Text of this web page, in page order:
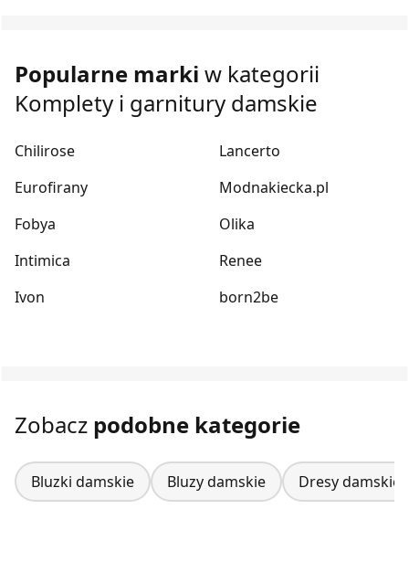
Popularne marki w kategorii
Komplety i garnitury damskie
Chilirose
Eurofirany
Fobya
Intimica
Ivon
Lancerto
Modnakiecka.pl
Olika
Renee
born2be
Zobacz podobne kategorie
Bluzki damskie Bluzy damskie Dresy damskie